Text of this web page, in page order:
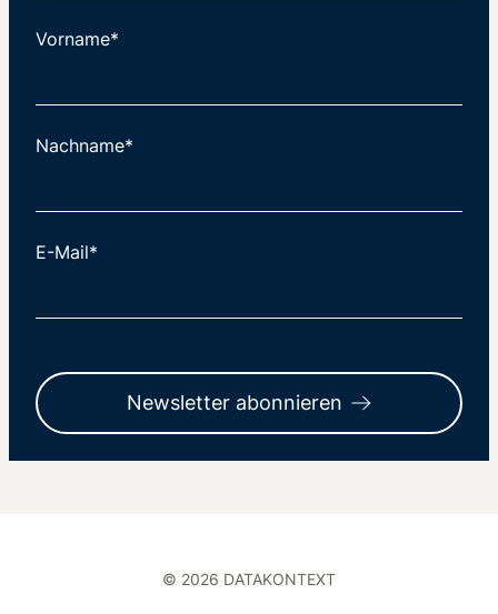
Vorname*
Nachname*
E-Mail*
Newsletter abonnieren
© 2026 DATAKONTEXT